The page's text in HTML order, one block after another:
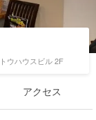
ウハウスビル 2F
アクセス